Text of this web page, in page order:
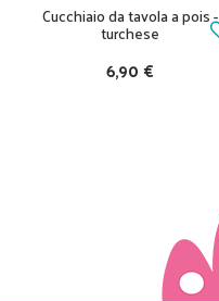
Cucchiaio da tavola a pois -
turchese
6,90 €